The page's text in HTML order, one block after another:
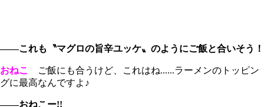
――これも〝マグロの旨辛ユッケ〟のようにご飯と合いそう！
おねこ
ご飯にも合うけど、これはね......ラーメンのトッピン
グに最高なんですよ♪
――おねこー!!